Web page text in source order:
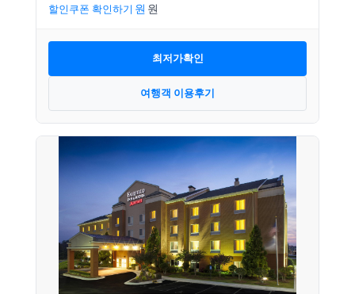
할인쿠폰 확인하기
최저가확인
여행객 이용후기